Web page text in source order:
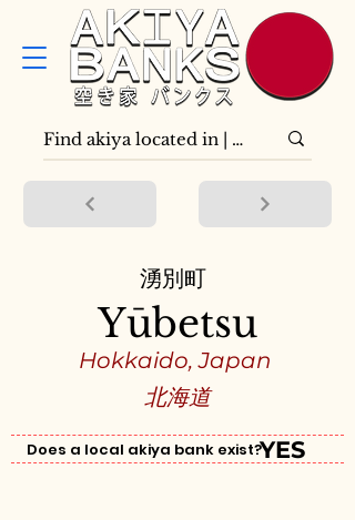
北海道
Does a local akiya bank exist?
Yūbetsu
Hokkaido, Japan
湧別町
YES